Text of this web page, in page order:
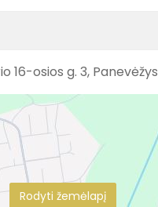
16-osios g. 3, Panevėžys
Rodyti žemėlapį